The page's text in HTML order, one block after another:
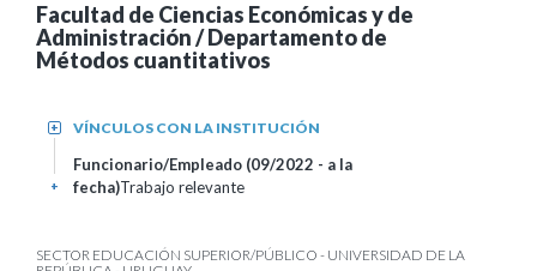
Facultad de Ciencias Económicas y de
Administración / Departamento de
Métodos cuantitativos
VÍNCULOS CON LA INSTITUCIÓN
+
Funcionario/Empleado (09/2022 - a la
fecha)Trabajo relevante
+
SECTOR EDUCACIÓN SUPERIOR/PÚBLICO - UNIVERSIDAD DE LA